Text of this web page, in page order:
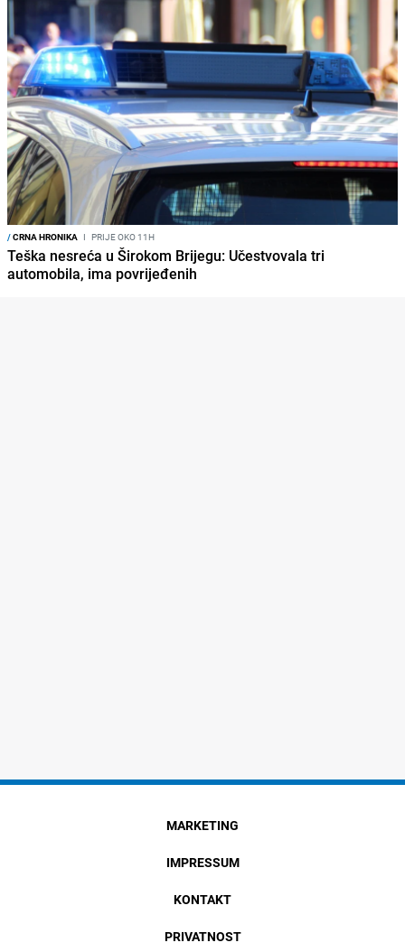
/CRNA HRONIKA I PRIJE OKO 11H
Teška nesreća u Širokom Brijegu: Učestvovala tri
automobila, ima povrijeđenih
MARKETING
IMPRESSUM
KONTAKT
PRIVATNOST